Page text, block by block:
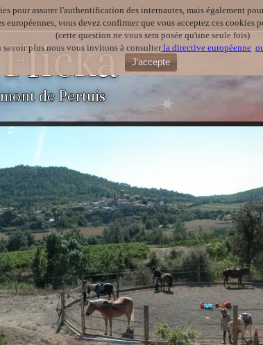
pour assurer l'authentification des internautes, mais également
européennes, vous devez confirmer que vous acceptez ces cookies
(cette question ne vous sera posée qu'une seule fois)
savoir plus nous vous invitons à consulterla directive européenne
J'accepte
de Pertuis